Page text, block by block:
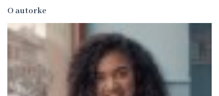
O autorke